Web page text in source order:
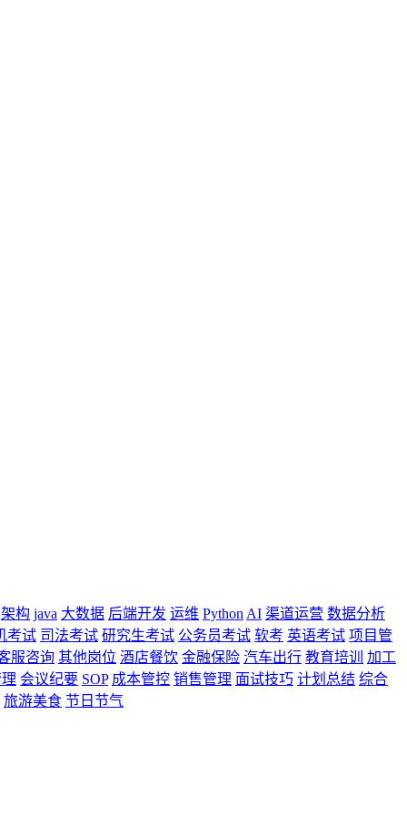
架构 java 大数据 后端开发 运维 Python AI 渠道运营 数据分析
考试 司法考试 研究生考试 公务员考试 软考 英语考试 项目管
服咨询 其他岗位 酒店餐饮 金融保险 汽车出行 教育培训
加工
会议纪要 SOP 成本管控 销售管理 面试技巧 计划总结 综合
旅游美食 节日节气